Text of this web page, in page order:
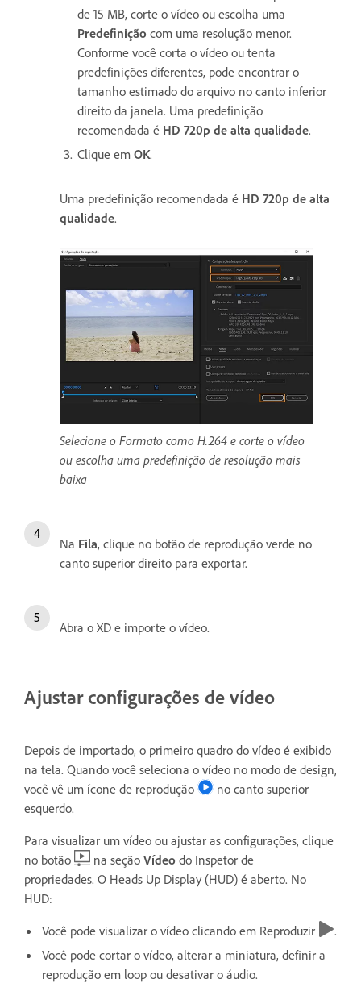
de 15 MB, corte o vídeo ou escolha uma
Predefinição com uma resolução menor.
Conforme você corta o vídeo ou tenta
predefinições diferentes, pode encontrar o
tamanho estimado do arquivo no canto inferior
direito da janela. Uma predefinição
recomendada é HD 720p de alta qualidade.
Clique em OK.
Uma predefinição recomendada é HD 720p de alta
qualidade.
Selecione o Formato como H.264 e corte o vídeo
ou escolha uma predefinição de resolução mais
baixa
Na Fila, clique no botão de reprodução verde no
canto superior direito para exportar.
Abra o XD e importe o vídeo.
Ajustar configurações de vídeo
Depois de importado, o primeiro quadro do vídeo é exibido
na tela. Quando você seleciona o vídeo no modo de design,
você vê um ícone de reprodução
no canto superior
esquerdo.
Para visualizar um vídeo ou ajustar as configurações, clique
no botão
na seção Vídeo do Inspetor de
propriedades. O Heads Up Display (HUD) é aberto. No
HUD:
Você pode visualizar o vídeo clicando em Reproduzir
.
Você pode cortar o vídeo, alterar a miniatura, definir a
reprodução em loop ou desativar o áudio.